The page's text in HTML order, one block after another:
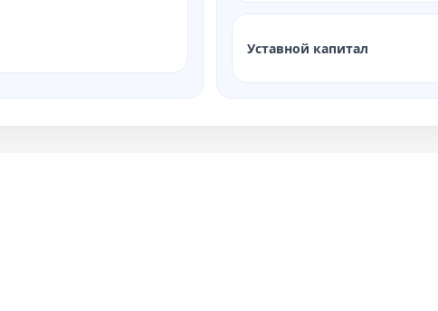
Уставной капитал